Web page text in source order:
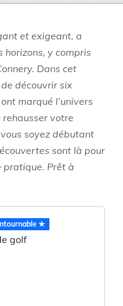
et exigeant, a
horizons, y compris
Dans cet
découvrir six
marqué l’univers
votre
soyez débutant
sont là pour
pratique. Prêt à
✯
golf